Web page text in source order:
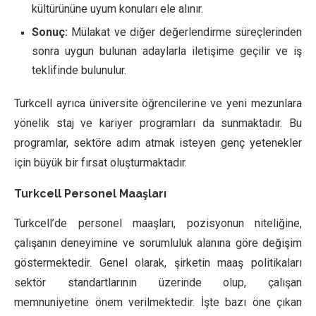
kültürününe uyum konuları ele alınır.
Sonuç: Mülakat ve diğer değerlendirme süreçlerinden
sonra uygun bulunan adaylarla iletişime geçilir ve iş
teklifinde bulunulur.
Turkcell ayrıca üniversite öğrencilerine ve yeni mezunlara
yönelik staj ve kariyer programları da sunmaktadır. Bu
programlar, sektöre adım atmak isteyen genç yetenekler
için büyük bir fırsat oluşturmaktadır.
Turkcell Personel Maaşları
Turkcell’de personel maaşları, pozisyonun niteliğine,
çalışanın deneyimine ve sorumluluk alanına göre değişim
göstermektedir. Genel olarak, şirketin maaş politikaları
sektör standartlarının üzerinde olup, çalışan
memnuniyetine önem verilmektedir. İşte bazı öne çıkan